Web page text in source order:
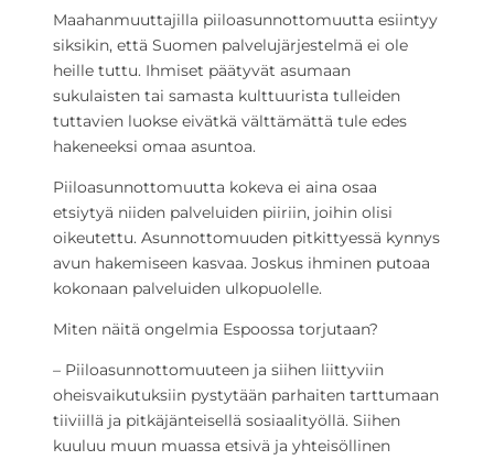
Maahanmuuttajilla piiloasunnottomuutta esiintyy
siksikin, että Suomen palvelujärjestelmä ei ole
heille tuttu. Ihmiset päätyvät asumaan
sukulaisten tai samasta kulttuurista tulleiden
tuttavien luokse eivätkä välttämättä tule edes
hakeneeksi omaa asuntoa.
Piiloasunnottomuutta kokeva ei aina osaa
etsiytyä niiden palveluiden piiriin, joihin olisi
oikeutettu. Asunnottomuuden pitkittyessä kynnys
avun hakemiseen kasvaa. Joskus ihminen putoaa
kokonaan palveluiden ulkopuolelle.
Miten näitä ongelmia Espoossa torjutaan?
– Piiloasunnottomuuteen ja siihen liittyviin
oheisvaikutuksiin pystytään parhaiten tarttumaan
tiiviillä ja pitkäjänteisellä sosiaalityöllä. Siihen
kuuluu muun muassa etsivä ja yhteisöllinen